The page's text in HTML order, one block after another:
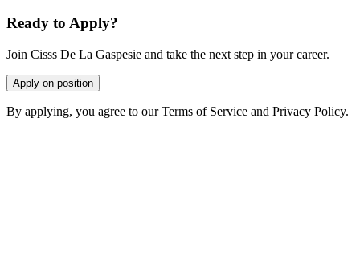
Ready to Apply?
Join Cisss De La Gaspesie and take the next step in your career.
Apply on position
By applying, you agree to our Terms of Service and Privacy Policy.